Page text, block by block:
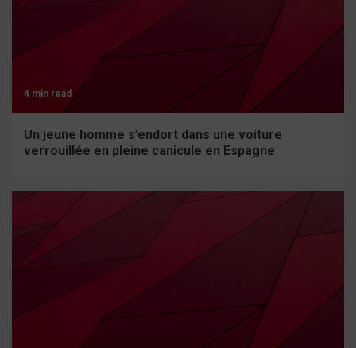
4 min read
Un jeune homme s’endort dans une voiture
verrouillée en pleine canicule en Espagne